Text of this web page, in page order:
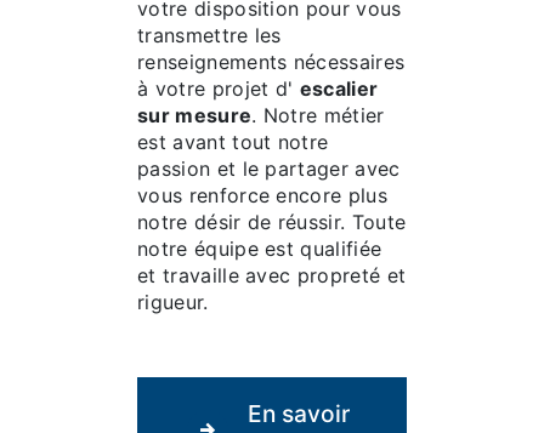
votre disposition pour vous
transmettre les
renseignements nécessaires
à votre projet d' escalier
sur mesure. Notre métier
est avant tout notre
passion et le partager avec
vous renforce encore plus
notre désir de réussir. Toute
notre équipe est qualifiée
et travaille avec propreté et
rigueur.
En savoir